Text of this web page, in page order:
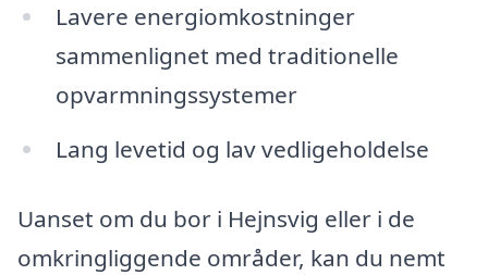
Lavere energiomkostninger
sammenlignet med traditionelle
opvarmningssystemer
Lang levetid og lav vedligeholdelse
Uanset om du bor i Hejnsvig eller i de
omkringliggende områder, kan du nemt